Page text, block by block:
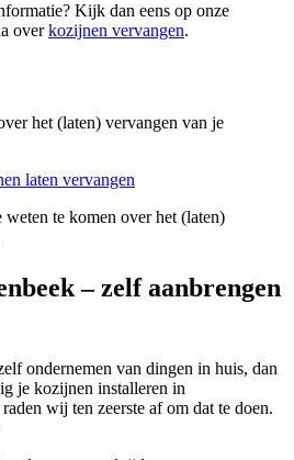
Kijk dan eens op onze
overkozijnen vervangen.
het (laten) vervangen van je
laten vervangen
te komen over het (laten)
– zelf aanbrengen
ondernemen van dingen in huis, dan
je kozijnen installeren in
wij ten zeerste af om dat te doen.